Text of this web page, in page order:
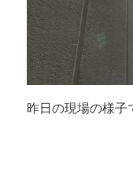
昨日の現場の様